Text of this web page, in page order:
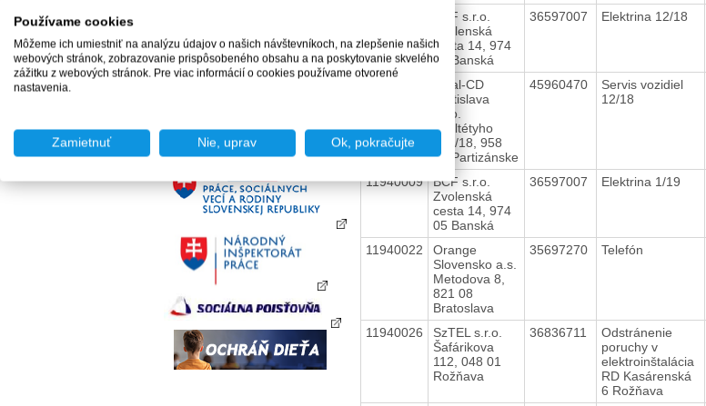
BCF s.r.o.
Zvolenská
cesta 14, 974
05 Banská
36597007 Elektrina 12/18
Final-CD
Bratislava
s.r.o.
Škultétyho
437/18, 958
01 Partizánske
45960470
Servis vozidiel
12/18
11940009
BCF s.r.o.
Zvolenská
cesta 14, 974
05 Banská
36597007 Elektrina 1/19
11940022
Orange
Slovensko a.s.
Metodova 8,
821 08
Bratoslava
35697270 Telefón
11940026
SzTEL s.r.o.
Šafárikova
112, 048 01
Rožňava
36836711
Odstránenie
poruchy v
elektroinštalácia
RD Kasárenská
6 Rožňava
Používame cookies
Môžeme ich umiestniť na analýzu údajov o našich návštevníkoch, na zlepšenie našich
webových stránok, zobrazovanie prispôsobeného obsahu a na poskytovanie skvelého
zážitku z webových stránok. Pre viac informácií o cookies používame otvorené
nastavenia.
Zamietnuť Nie, uprav Ok, pokračujte